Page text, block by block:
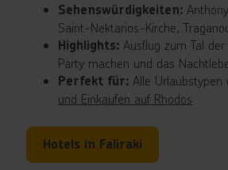
Sehenswürdigkeiten:
Saint-Nektarios-Kirche,
Highlights: Ausflug zum Tal
Party machen und das
Perfekt für: Alle Urlaubstypen
und Einkaufen auf Rhodos
Hotels in Faliraki